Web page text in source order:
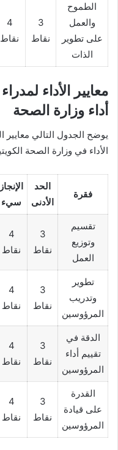
الطموح
والعمل
على تطوير
الذات
3
نقاط
4
نقاط
معايير الأداء
أداء وزارة الصحة
يوضح الجدول التالي
الأداء في وزارة الصحة
فقرة
الحد
الأدنى
الإنجاز
سيء
تقسيم
وتوزيع
العمل
3
نقاط
4
نقاط
تطوير
وتدريب
المرؤوسين
3
نقاط
4
نقاط
الدقة في
تقييم أداء
المرؤوسين
3
نقاط
4
نقاط
القدرة
على قيادة
المرؤوسين
3
نقاط
4
نقاط